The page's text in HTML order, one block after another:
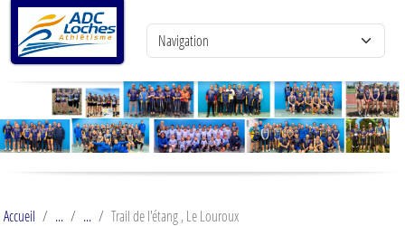
Accueil Trail de l'étang , Le Louroux
Panneau de gestion des cookies